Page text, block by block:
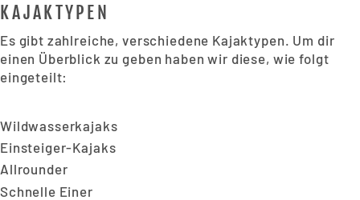
KAJAKTYPEN
Es gibt zahlreiche, verschiedene Kajaktypen. Um dir
einen Überblick zu geben haben wir diese, wie folgt
eingeteilt:
Wildwasserkajaks
Einsteiger-Kajaks
Allrounder
Schnelle Einer